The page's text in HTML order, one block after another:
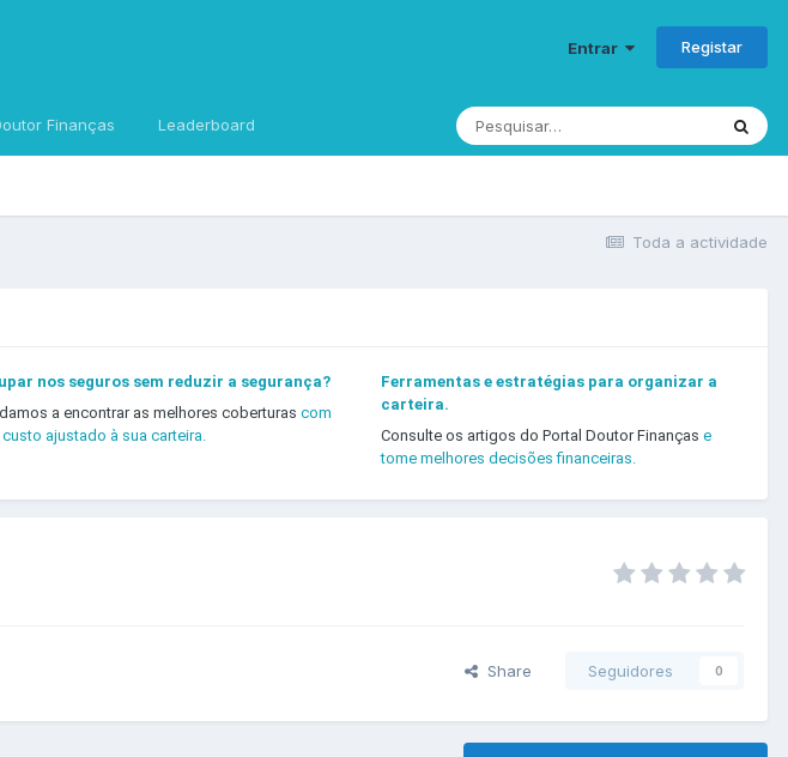
Entrar Registar
Finanças Leaderboard
Toda a actividade
nos seguros sem reduzir a segurança?
a encontrar as melhores coberturascom
custo ajustado à sua carteira.
Ferramentas e estratégias para organizar a
carteira.
Consulte os artigos do Portal Doutor Finanças e
tome melhores decisões financeiras.
Share Seguidores 0